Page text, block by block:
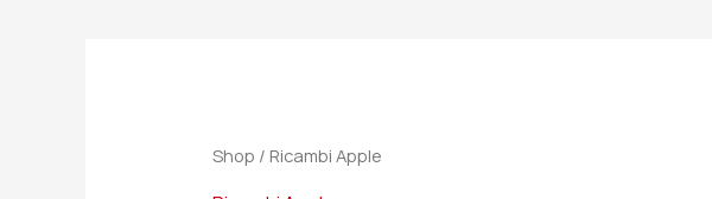
Shop / Ricambi Apple